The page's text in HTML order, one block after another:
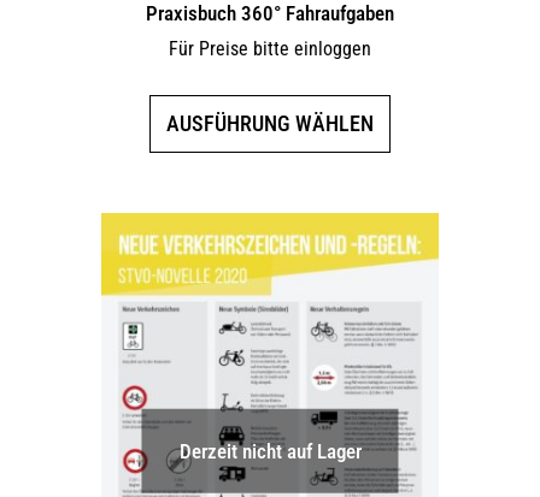
Praxisbuch 360° Fahraufgaben
Für Preise bitte einloggen
AUSFÜHRUNG WÄHLEN
Varianten
auf.
Optionen
können
auf
der
Produktseite
gewählt
Derzeit nicht auf Lager